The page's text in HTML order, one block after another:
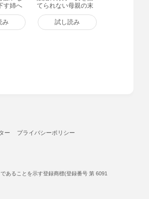
す姉へ
書籍版
み
てられない母親の末
路～ 電子書籍版
試し読み
ー プライバシーポリシー
あることを示す登録商標(登録番号 第 6091